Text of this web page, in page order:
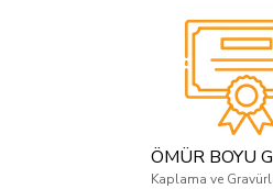
ÖMÜR BOYU
Kaplama ve